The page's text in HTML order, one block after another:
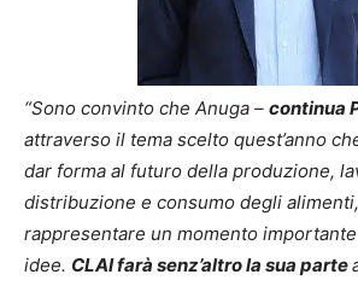
“Sono convinto che Anuga – continua
attraverso il tema scelto quest’anno
dar forma al futuro della produzione,
distribuzione e consumo degli
rappresentare un momento
idee. CLAI farà senz’altro la sua parte